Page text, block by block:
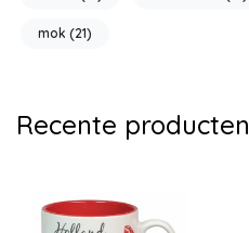
mok (21)
Recente producten